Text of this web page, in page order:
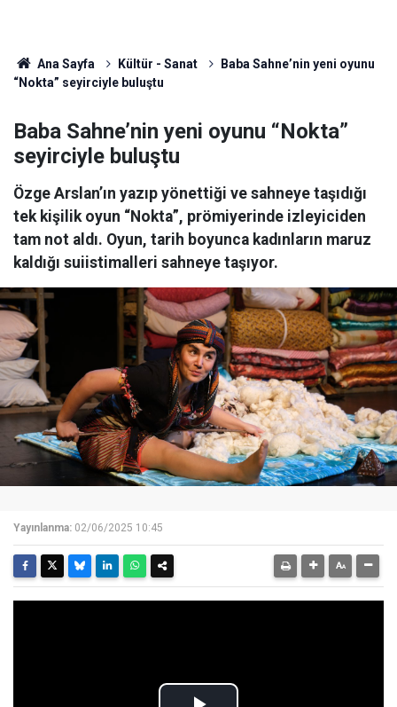
Ana Sayfa Kültür - Sanat
Baba Sahne’nin yeni oyunu
“Nokta” seyirciyle buluştu
Baba Sahne’nin yeni oyunu “Nokta”
seyirciyle buluştu
Özge Arslan’ın yazıp yönettiği ve sahneye taşıdığı
tek kişilik oyun “Nokta”, prömiyerinde izleyiciden
tam not aldı. Oyun, tarih boyunca kadınların maruz
kaldığı suiistimalleri sahneye taşıyor.
Yayınlanma: 02/06/2025 10:45